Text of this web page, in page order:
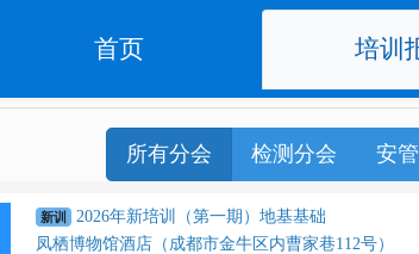
首页 培训
所有分会 检测分会 安
新训
2026年新培训（第一期）地基基础
凤栖博物馆酒店（成都市金牛区内曹家巷112号）